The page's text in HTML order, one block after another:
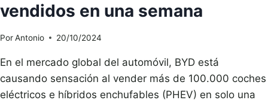
vendidos en una semana
PorAntonio 20/10/2024
En el mercado global del automóvil, BYD está
causando sensación al vender más de 100.000 coches
eléctricos e híbridos enchufables (PHEV) en solo una